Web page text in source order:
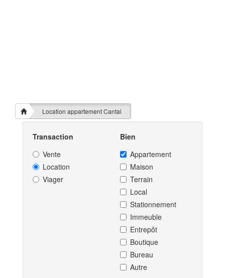
Location appartement Cantal
Transaction
Vente
Location
Viager
Bien
Appartement
Maison
Terrain
Local
Stationnement
Immeuble
Entrepôt
Boutique
Bureau
Autre